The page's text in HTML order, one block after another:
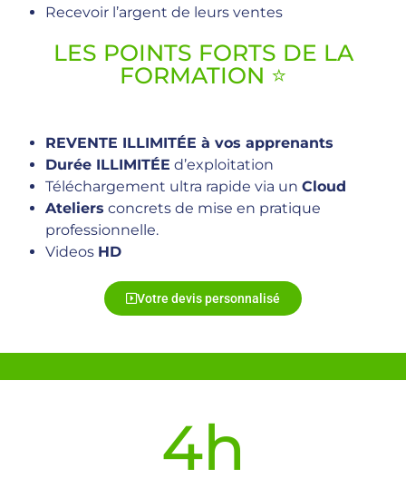
Recevoir l’argent de leurs ventes
LES POINTS FORTS DE LA
FORMATION ⭐️
REVENTE ILLIMITÉE à vos apprenants
Durée ILLIMITÉE d’exploitation
Téléchargement ultra rapide via un Cloud
Ateliers concrets de mise en pratique
professionnelle.
Videos HD
Votre devis personnalisé
4h